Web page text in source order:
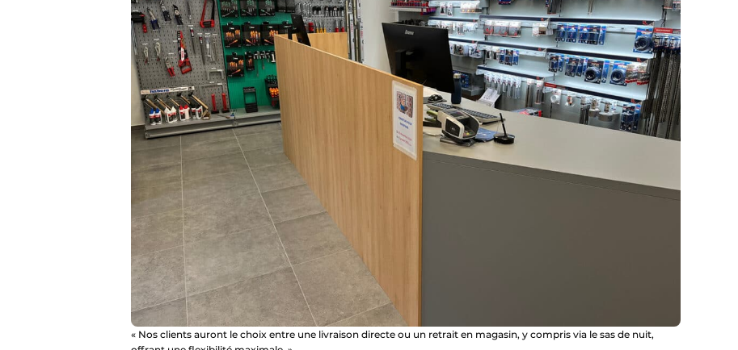
« Nos clients auront le choix entre une livraison directe ou un retrait en magasin, y compris via le sas de nuit,